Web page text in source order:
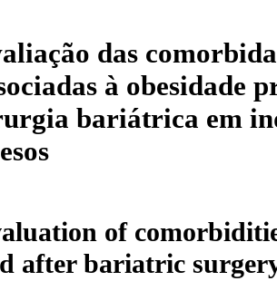
das
à obesidade
bariátrica em
of
after bariatric